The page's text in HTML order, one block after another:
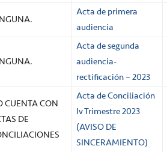
Acta de primera
audiencia
Acta de segunda
audiencia-
rectificación – 2023
CUENTA CON
DE
Acta de Conciliación
Iv Trimestre 2023
(AVISO DE
SINCERAMIENTO)